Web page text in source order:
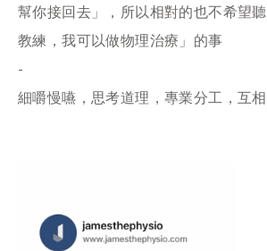
幫你接回去」，所以相對的也不希望
教練，我可以做物理治療」的事
-
細嚼慢嚥，思考道理，專業分工，互